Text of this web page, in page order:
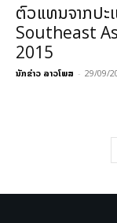
ຕົວແທນຈາກປະ
Southeast
2015
ນັກຂ່າວ ລາວໂພສ - 29/09/